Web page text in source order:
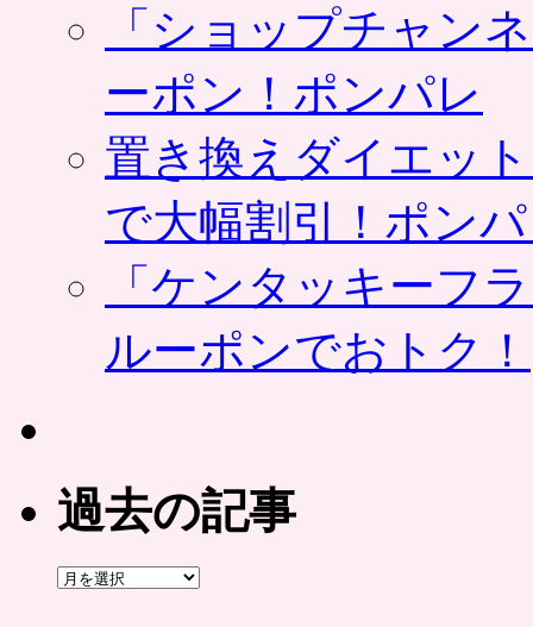
「ショップチャン
ーポン！ポンパレ
置き換えダイエッ
で大幅割引！ポン
「ケンタッキーフ
ルーポンでおトク！
過去の記事
過